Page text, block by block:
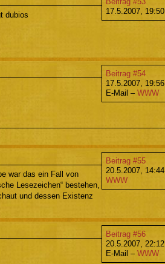
17.5.2007, 19:50
dubios
Beitrag #54
17.5.2007, 19:56
E-Mail – WWW
Beitrag #55
20.5.2007, 14:44
WWW
war das ein Fall von
Lesezeichen“ bestehen,
und dessen Existenz
Beitrag #56
20.5.2007, 22:12
E-Mail – WWW